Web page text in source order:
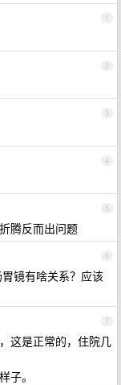
1
2
3
4
5
腾反而出问题
6
镜有啥关系？应该
7
这是正常的，住院几
子。